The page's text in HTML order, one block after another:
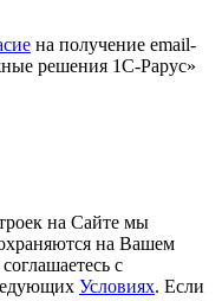
на получение email-
решения 1С-Рарус»
на Сайте мы
на Вашем
с
Условиях. Если